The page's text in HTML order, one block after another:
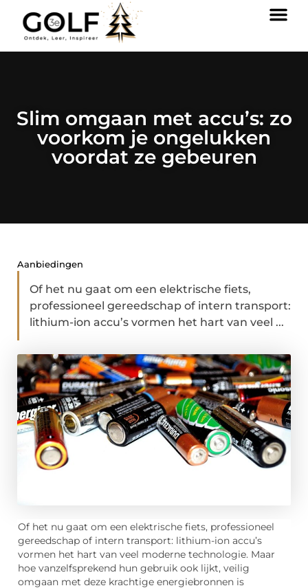
Slim omgaan met accu’s: zo
voorkom je ongelukken
voordat ze gebeuren
Aanbiedingen
Of het nu gaat om een elektrische fiets,
professioneel gereedschap of intern transport:
lithium-ion accu’s vormen het hart van veel ...
Of het nu gaat om een elektrische fiets, professioneel
gereedschap of intern transport: lithium-ion accu’s
vormen het hart van veel moderne technologie. Maar
hoe vanzelfsprekend hun gebruik ook lijkt, veilig
omgaan met deze krachtige energiebronnen is